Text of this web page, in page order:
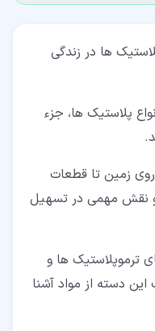
ها در زندگی
پلاستیک ها، جزء
روی زمین تا قطعات
و نقش مهمی در تسهیل
ترموپلاستیک ها و
دسته از مواد آشنا